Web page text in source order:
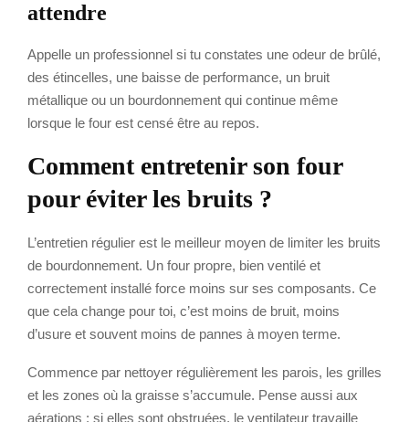
attendre
Appelle un professionnel si tu constates une odeur de brûlé,
des étincelles, une baisse de performance, un bruit
métallique ou un bourdonnement qui continue même
lorsque le four est censé être au repos.
Comment entretenir son four
pour éviter les bruits ?
L’entretien régulier est le meilleur moyen de limiter les bruits
de bourdonnement. Un four propre, bien ventilé et
correctement installé force moins sur ses composants. Ce
que cela change pour toi, c’est moins de bruit, moins
d’usure et souvent moins de pannes à moyen terme.
Commence par nettoyer régulièrement les parois, les grilles
et les zones où la graisse s’accumule. Pense aussi aux
aérations : si elles sont obstruées, le ventilateur travaille